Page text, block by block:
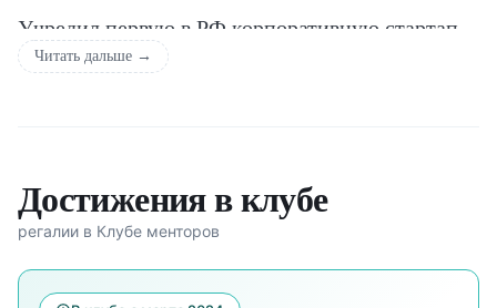
Учредил первую в РФ корпоративную стартап-
студию “Аdmitad projects”, где из отраслевых
бизнесов. 4 стартапа успешно перешли
корпоративному заказчику, ещё 4 выкуплены
Читать дальше →
Достижения в клубе
регалии в Клубе менторов